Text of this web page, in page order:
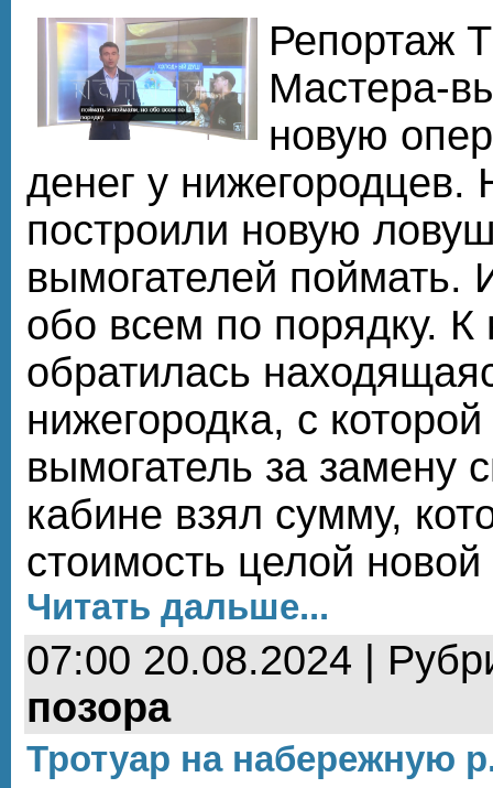
Репортаж
Мастера-
новую
денег у
построили новую
вымогателей
обо всем по порядку.
обратилась
нижегородка, с
вымогатель за замену
кабине взял сумму,
стоимость целой
Читать дальше...
07:00 20.08.2024 |
позора
Тротуар на набережную